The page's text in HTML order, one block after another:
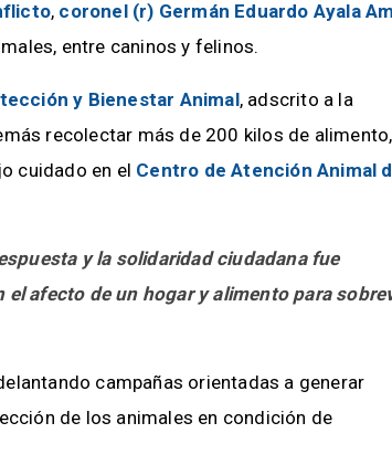
, coronel (r) Germán Eduardo Ayala
entre caninos y felinos.
y Bienestar Animal, adscrito a la
recolectar más de 200 kilos de
cuidado en el Centro de Atención Animal
y la solidaridad ciudadana fue
afecto de un hogar y alimento para
campañas orientadas a generar
de los animales en condición de